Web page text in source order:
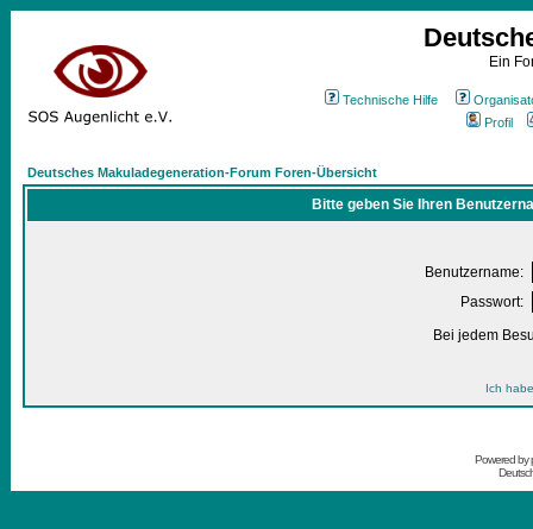
Ein
Technische Hilfe
Profil
Deutsches Makuladegeneration-Forum Foren-Übersicht
Bitte geben Sie Ihren
Benutzername:
Passwort:
Bei jedem
Ich
Powered by